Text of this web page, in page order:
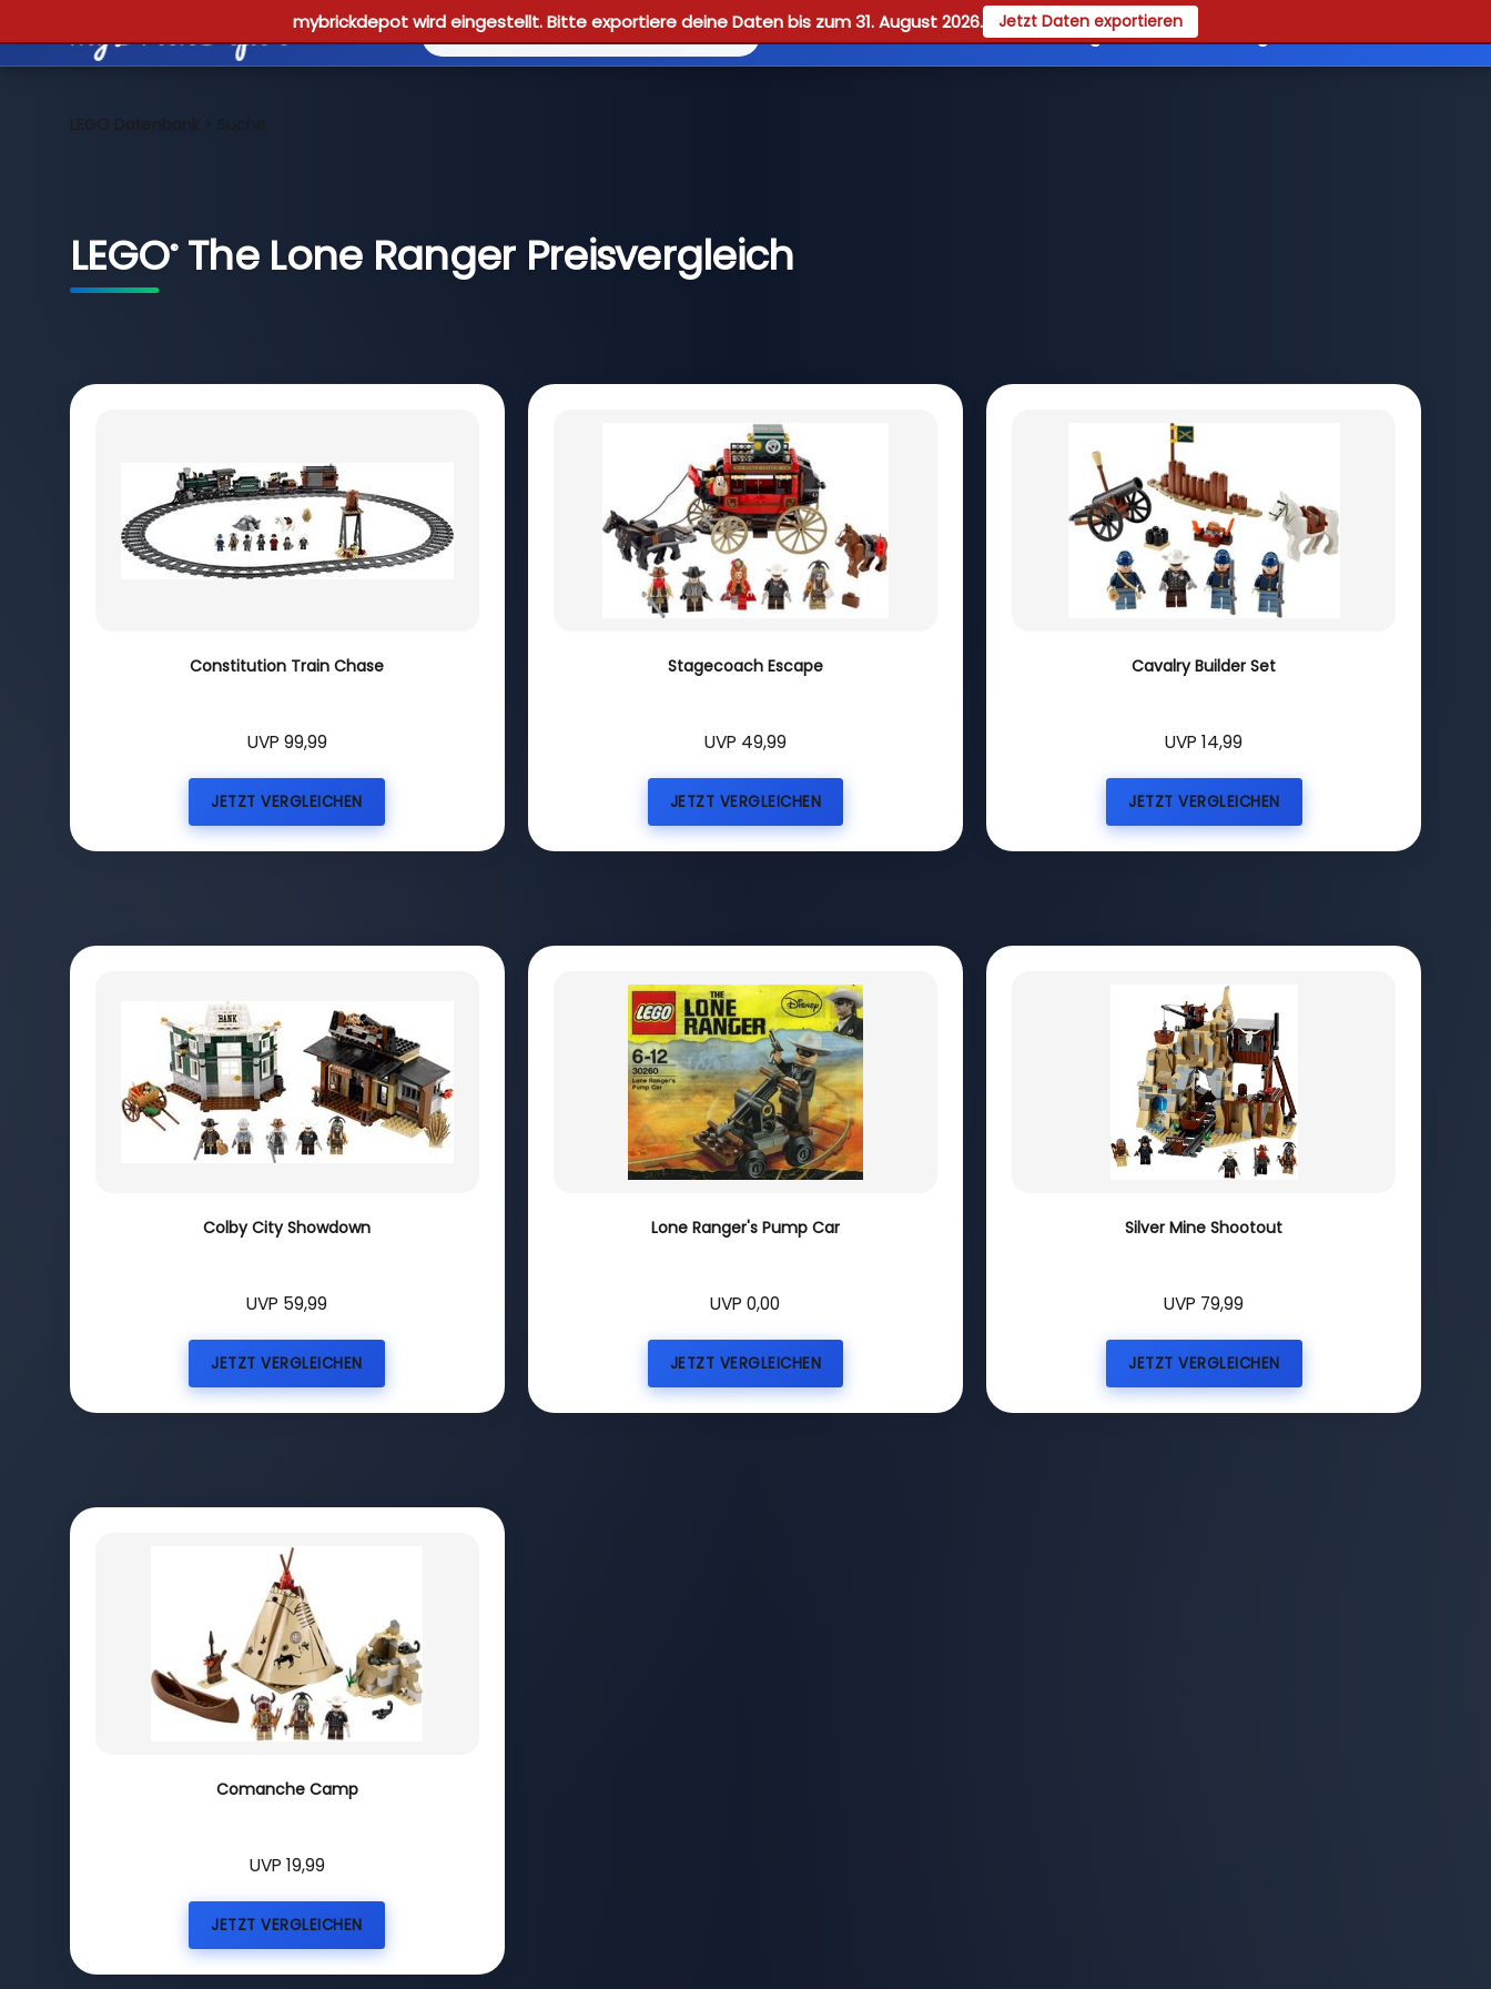
mybrickdepot wird eingestellt. Bitte exportiere deine Daten bis zum 31. August 2026. Jetzt Daten exportieren
Reviews Guides Registrieren
LEGO Datenbank > Suche
LEGO®The Lone Ranger Preisvergleich
Constitution Train Chase
UVP 99,99
JETZT VERGLEICHEN
Stagecoach Escape
UVP 49,99
JETZT VERGLEICHEN
Cavalry Builder Set
UVP 14,99
JETZT VERGLEICHEN
Colby City Showdown
UVP 59,99
JETZT VERGLEICHEN
Lone Ranger's Pump Car
UVP 0,00
JETZT VERGLEICHEN
Silver Mine Shootout
UVP 79,99
JETZT VERGLEICHEN
Comanche Camp
UVP 19,99
JETZT VERGLEICHEN